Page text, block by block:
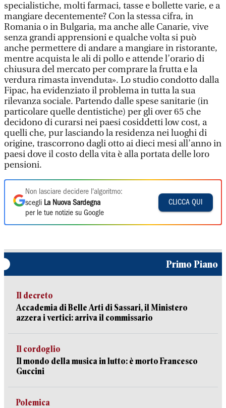
specialistiche, molti farmaci, tasse e bollette varie, e a
mangiare decentemente? Con la stessa cifra, in
Romania o in Bulgaria, ma anche alle Canarie, vive
senza grandi apprensioni e qualche volta si può
anche permettere di andare a mangiare in ristorante,
mentre acquista le ali di pollo e attende l’orario di
chiusura del mercato per comprare la frutta e la
verdura rimasta invenduta». Lo studio condotto dalla
Fipac, ha evidenziato il problema in tutta la sua
rilevanza sociale. Partendo dalle spese sanitarie (in
particolare quelle dentistiche) per gli over 65 che
decidono di curarsi nei paesi cosiddetti low cost, a
quelli che, pur lasciando la residenza nei luoghi di
origine, trascorrono dagli otto ai dieci mesi all’anno in
paesi dove il costo della vita è alla portata delle loro
pensioni.
Non lasciare decidere l'algoritmo:
scegli La Nuova Sardegna
per le tue notizie su Google
CLICCA QUI
Primo Piano
Il decreto
Accademia di Belle Arti di Sassari, il Ministero
azzera i vertici: arriva il commissario
Il cordoglio
Il mondo della musica in lutto: è morto Francesco
Guccini
Polemica